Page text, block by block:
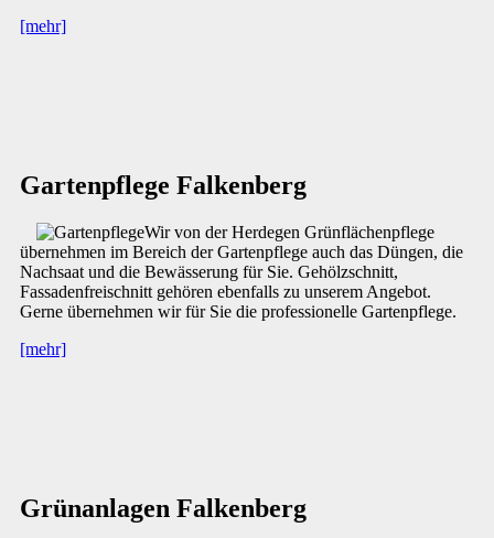
[mehr]
Gartenpflege Falkenberg
Wir von der Herdegen Grünflächenpflege
übernehmen im Bereich der Gartenpflege auch das Düngen, die
Nachsaat und die Bewässerung für Sie. Gehölzschnitt,
Fassadenfreischnitt gehören ebenfalls zu unserem Angebot.
Gerne übernehmen wir für Sie die professionelle Gartenpflege.
[mehr]
Grünanlagen Falkenberg